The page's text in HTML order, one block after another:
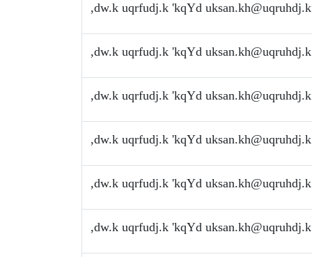
,dw.k uqrfudj.k 'kqYd uksan.kh@uqruhdj.k
,dw.k uqrfudj.k 'kqYd uksan.kh@uqruhdj.k
,dw.k uqrfudj.k 'kqYd uksan.kh@uqruhdj.k
,dw.k uqrfudj.k 'kqYd uksan.kh@uqruhdj.k
,dw.k uqrfudj.k 'kqYd uksan.kh@uqruhdj.k
,dw.k uqrfudj.k 'kqYd uksan.kh@uqruhdj.k